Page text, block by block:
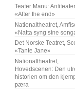
Teater Manu:
«After the end»
Nationaltheatret,
«Natta syng sine
Det Norske Teatret,
«Tante Jane»
Nationaltheatret,
Hovedscenen: Den
historien om den
pæra